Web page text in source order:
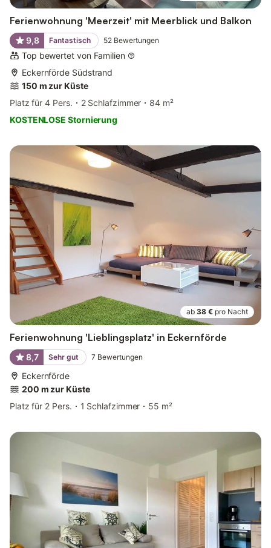
Ferienwohnung 'Meerzeit' mit Meerblick und Balkon
9,8 Fantastisch 52 Bewertungen
Top bewertet von Familien
Eckernförde Südstrand
150 m zur Küste
Platz für 4 Pers.
2 Schlafzimmer
84 m²
KOSTENLOSE Stornierung
ab 38 € pro Nacht
Ferienwohnung 'Lieblingsplatz' in Eckernförde
8,7 Sehr gut 7 Bewertungen
Eckernförde
200 m zur Küste
Platz für 2 Pers.
1 Schlafzimmer 55 m²